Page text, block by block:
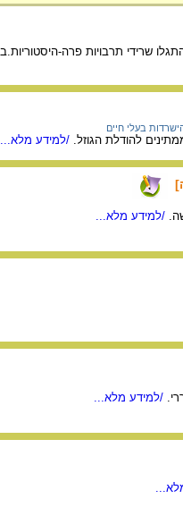
בעלי חיים
/למידע מלא...
/למידע מלא...
/למידע מלא...